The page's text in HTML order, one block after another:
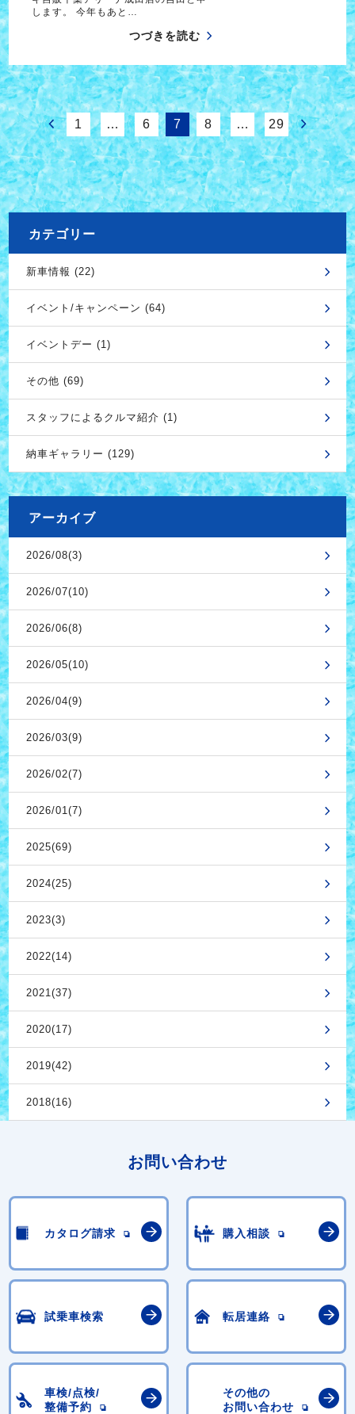
します。 今年もあと…
つづきを読む
1 … 6 7 8 … 29
カテゴリー
新車情報 (22)
イベント/キャンペーン (64)
イベントデー (1)
その他 (69)
スタッフによるクルマ紹介 (1)
納車ギャラリー (129)
アーカイブ
2026/08(3)
2026/07(10)
2026/06(8)
2026/05(10)
2026/04(9)
2026/03(9)
2026/02(7)
2026/01(7)
2025(69)
2024(25)
2023(3)
2022(14)
2021(37)
2020(17)
2019(42)
2018(16)
お問い合わせ
カタログ請求 購入相談
試乗車検索 転居連絡
車検/点検/
整備予約
その他の
お問い合わせ